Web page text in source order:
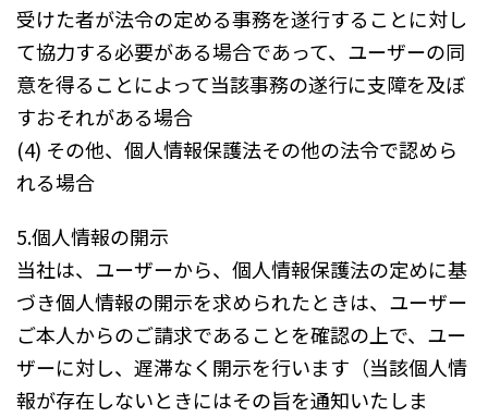
受けた者が法令の定める事務を遂行することに対し
て協力する必要がある場合であって、ユーザーの同
意を得ることによって当該事務の遂行に支障を及ぼ
すおそれがある場合
(4) その他、個人情報保護法その他の法令で認めら
れる場合
5.個人情報の開示
当社は、ユーザーから、個人情報保護法の定めに基
づき個人情報の開示を求められたときは、ユーザー
ご本人からのご請求であることを確認の上で、ユー
ザーに対し、遅滞なく開示を行います（当該個人情
報が存在しないときにはその旨を通知いたしま